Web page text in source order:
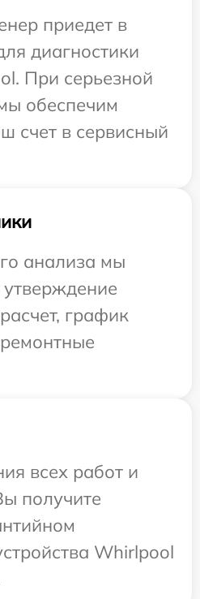
приедет в
диагностики
При серьезной
обеспечим
счет в сервисный
анализа мы
график
всех работ и
получите
Whirlpool